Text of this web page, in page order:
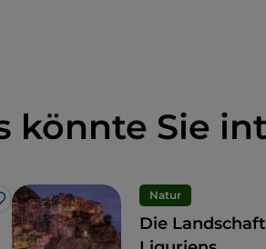
könnte Sie
Natur
Die